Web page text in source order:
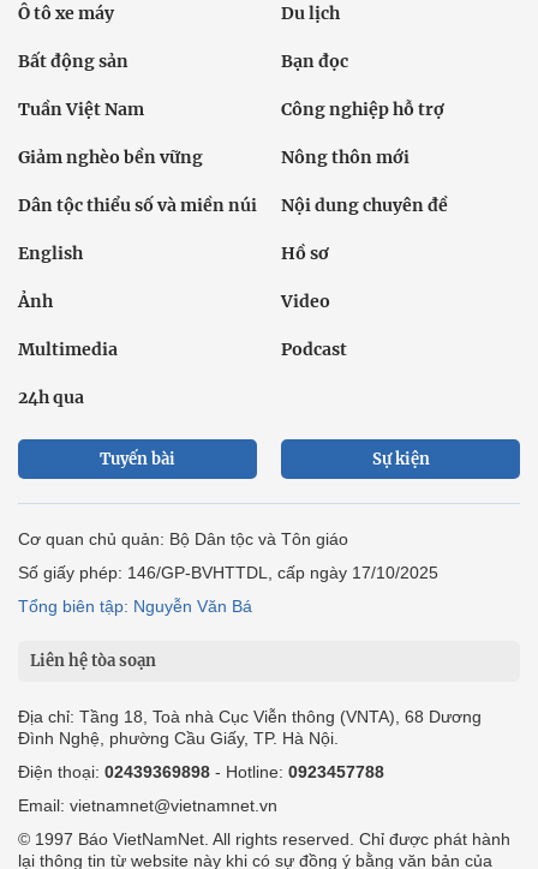
Ô tô xe máy Du lịch
Bất động sản Bạn đọc
Tuần Việt Nam Công nghiệp hỗ trợ
Giảm nghèo bền vững Nông thôn mới
Dân tộc thiểu số và miền núi Nội dung chuyên đề
English Hồ sơ
Ảnh Video
Multimedia Podcast
24h qua
Tuyến bài Sự kiện
Cơ quan chủ quản: Bộ Dân tộc và Tôn giáo
Số giấy phép: 146/GP-BVHTTDL, cấp ngày 17/10/2025
Tổng biên tập: Nguyễn Văn Bá
Liên hệ tòa soạn
Địa chỉ: Tầng 18, Toà nhà Cục Viễn thông (VNTA), 68 Dương
Đình Nghệ, phường Cầu Giấy, TP. Hà Nội.
Điện thoại: 02439369898 - Hotline: 0923457788
Email: vietnamnet@vietnamnet.vn
© 1997 Báo VietNamNet. All rights reserved. Chỉ được phát hành
lại thông tin từ website này khi có sự đồng ý bằng văn bản của